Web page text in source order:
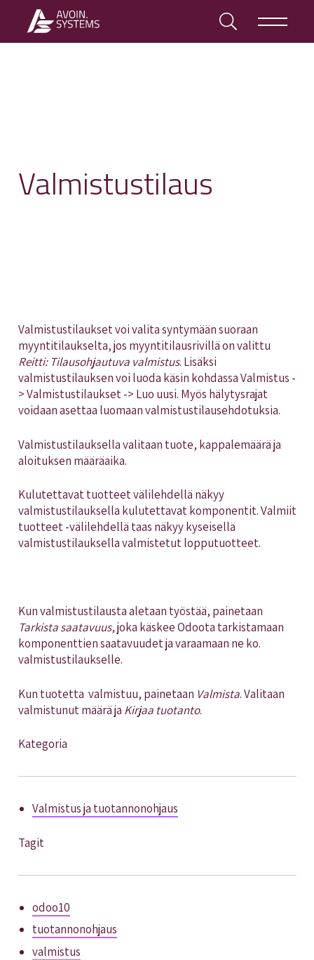
Valmistustilaus
Valmistustilaukset voi valita syntymään suoraan
myyntitilaukselta, jos myyntitilausrivillä on valittu
Reitti: Tilausohjautuva valmistus. Lisäksi
valmistustilauksen voi luoda käsin kohdassa Valmistus -
> Valmistustilaukset -> Luo uusi. Myös hälytysrajat
voidaan asettaa luomaan valmistustilausehdotuksia.
Valmistustilauksella valitaan tuote, kappalemäärä ja
aloituksen määräaika.
Kulutettavat tuotteet välilehdellä näkyy
valmistustilauksella kulutettavat komponentit. Valmiit
tuotteet -välilehdellä taas näkyy kyseisellä
valmistustilauksella valmistetut lopputuotteet.
Kun valmistustilausta aletaan työstää, painetaan
Tarkista saatavuus, joka käskee Odoota tarkistamaan
komponenttien saatavuudet ja varaamaan ne ko.
valmistustilaukselle.
Kun tuotetta valmistuu, painetaan Valmista. Valitaan
valmistunut määrä ja Kirjaa tuotanto.
Kategoria
Valmistus ja tuotannonohjaus
Tagit
odoo10
tuotannonohjaus
valmistus